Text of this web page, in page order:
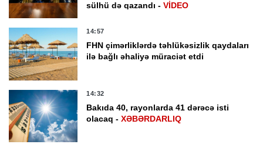
sülhü də qazandı -VİDEO
14:57
FHN çimərliklərdə təhlükəsizlik qaydaları
ilə bağlı əhaliyə müraciət etdi
14:32
Bakıda 40, rayonlarda 41 dərəcə isti
olacaq -XƏBƏRDARLIQ